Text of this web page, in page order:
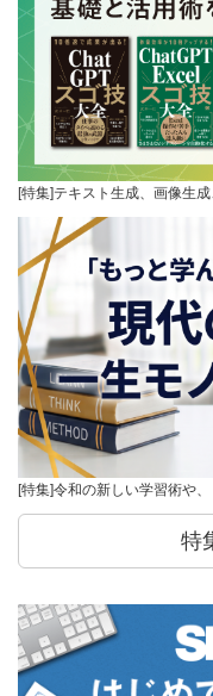
[特集]テキスト生成、画像生
[特集]令和の新しい学習術や
特